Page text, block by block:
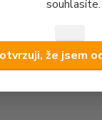
souhlasíte.
že jsem